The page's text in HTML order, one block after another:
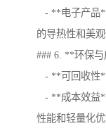
- **电子产品
的导热性和美观
### 6. **环保
- **可回收性
- **成本效益
性能和轻量化